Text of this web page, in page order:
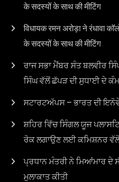
के सदस्यों के साथ की मीटिंग
विधायक रमन अरोड़ा ने रंधावा
के सदस्यों के साथ की मीटिंग
ਰਾਜ ਸਭਾ ਮੈਂਬਰ ਸੰਤ ਬਲਵੀਰ
ਸਿੰਘ ਵੱਲੋਂ ਛੱਪੜ ਦੀ ਸੁਧਾਈ ਦੇ
ਸਟਾਰਟਅੱਪਸ – ਭਾਰਤ ਦੀ
ਸ਼ਹਿਰ ਵਿੱਚ ਸਿੰਗਲ ਯੂਜ
ਰੋਕ ਲਗਾਉਣ ਲਈ ਕਮਿਸ਼ਨਰ ਵੱਲੋਂ
ਪ੍ਰਧਾਨ ਮੰਤਰੀ ਨੇ ਮਿਆਂਮਾਰ ਦੇ
ਮੁਲਾਕਾਤ ਕੀਤੀ